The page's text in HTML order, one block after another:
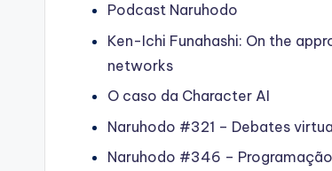
Podcast Naruhodo
Ken-Ichi Funahashi: On the
networks
O caso da Character AI
Naruhodo #321 – Debates
Naruhodo #346 –